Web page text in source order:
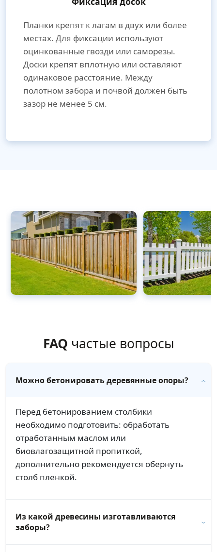
Планки крепят к лагам в двух или более
местах. Для фиксации используют
оцинкованные гвозди или саморезы.
Доски крепят вплотную или оставляют
одинаковое расстояние. Между
полотном забора и почвой должен быть
зазор не менее 5 см.
FAQ частые вопросы
Можно бетонировать деревянные опоры?
Перед бетонированием столбики
необходимо подготовить: обработать
отработанным маслом или
биовлагозащитной пропиткой,
дополнительно рекомендуется обернуть
столб пленкой.
Из какой древесины изготавливаются
заборы?